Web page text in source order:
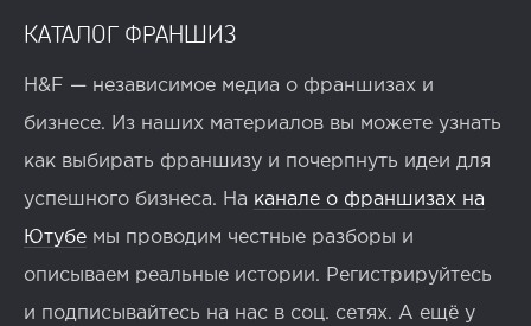
КАТАЛОГ ФРАНШИЗ
H&F — независимое медиа о франшизах и
бизнесе. Из наших материалов вы можете узнать
как выбирать франшизу и почерпнуть идеи для
успешного бизнеса. На канале о франшизах на
Ютубе мы проводим честные разборы и
описываем реальные истории. Регистрируйтесь
и подписывайтесь на нас в соц. сетях. А ещё у